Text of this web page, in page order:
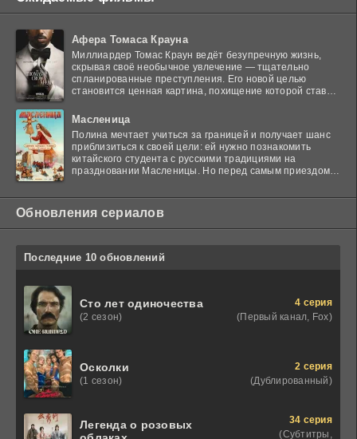
Афера Томаса Крауна
Миллиардер Томас Краун ведёт безупречную жизнь,
скрывая своё необычное увлечение — тщательно
спланированные преступления. Его новой целью
становится ценная картина, похищение которой ставит
Масленица
Полина мечтает учиться за границей и получает шанс
приблизиться к своей цели: ей нужно познакомить
китайского студента с русскими традициями на
праздновании Масленицы. Но перед самым приездом
Обновления сериалов
Последние 10 обновлений
Сто лет одиночества
(2 сезон)
4 серия
(Первый канал, Fox)
Осколки
(1 сезон)
2 серия
(Дублированный)
Легенда о розовых
34 серия
(Субтитры,